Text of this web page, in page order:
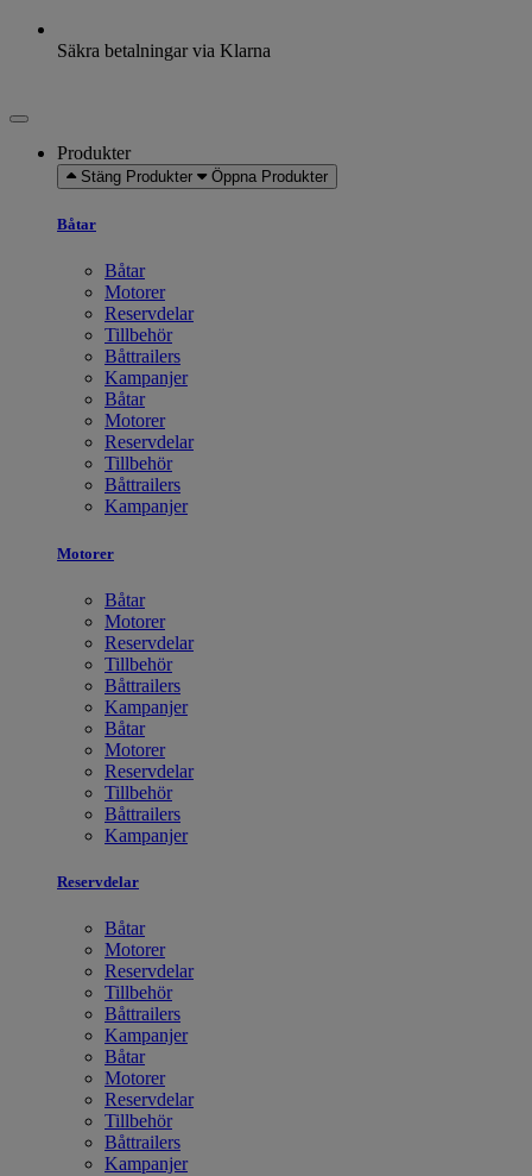
Säkra betalningar via Klarna
Produkter
Stäng Produkter Öppna Produkter
Båtar
Båtar
Motorer
Reservdelar
Tillbehör
Båttrailers
Kampanjer
Båtar
Motorer
Reservdelar
Tillbehör
Båttrailers
Kampanjer
Motorer
Båtar
Motorer
Reservdelar
Tillbehör
Båttrailers
Kampanjer
Båtar
Motorer
Reservdelar
Tillbehör
Båttrailers
Kampanjer
Reservdelar
Båtar
Motorer
Reservdelar
Tillbehör
Båttrailers
Kampanjer
Båtar
Motorer
Reservdelar
Tillbehör
Båttrailers
Kampanjer